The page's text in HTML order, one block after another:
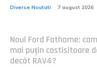
Diverse Noutati 7 august 2026
Noul Ford Fathome:
mai puțin costisitoare
decât RAV4?